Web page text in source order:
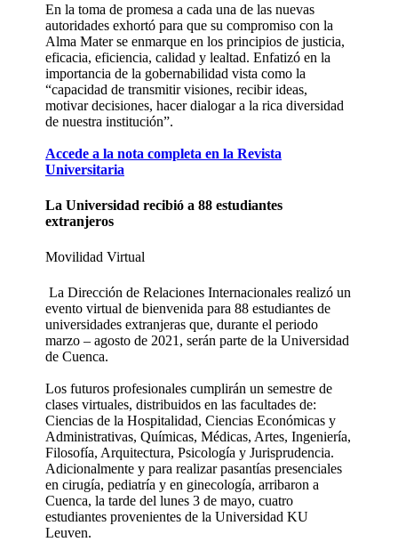
En la toma de promesa a cada una de las nuevas
autoridades exhortó para que su compromiso con la
Alma Mater se enmarque en los principios de justicia,
eficacia, eficiencia, calidad y lealtad. Enfatizó en la
importancia de la gobernabilidad vista como la
“capacidad de transmitir visiones, recibir ideas,
motivar decisiones, hacer dialogar a la rica diversidad
de nuestra institución”.
Accede a la nota completa en la Revista
Universitaria
La Universidad recibió a 88 estudiantes
extranjeros
Movilidad Virtual
La Dirección de Relaciones Internacionales realizó un
evento virtual de bienvenida para 88 estudiantes de
universidades extranjeras que, durante el periodo
marzo – agosto de 2021, serán parte de la Universidad
de Cuenca.
Los futuros profesionales cumplirán un semestre de
clases virtuales, distribuidos en las facultades de:
Ciencias de la Hospitalidad, Ciencias Económicas y
Administrativas, Químicas, Médicas, Artes, Ingeniería,
Filosofía, Arquitectura, Psicología y Jurisprudencia.
Adicionalmente y para realizar pasantías presenciales
en cirugía, pediatría y en ginecología, arribaron a
Cuenca, la tarde del lunes 3 de mayo, cuatro
estudiantes provenientes de la Universidad KU
Leuven.